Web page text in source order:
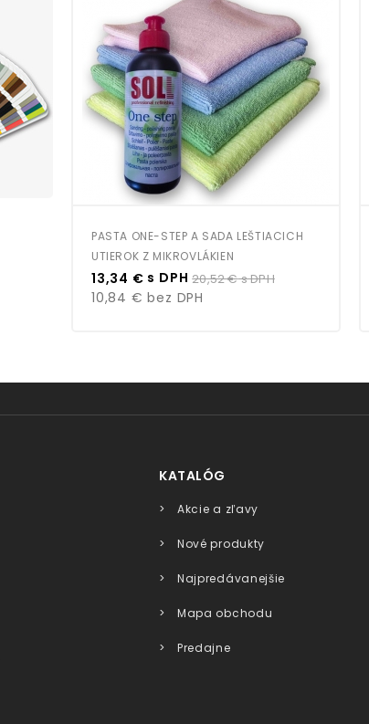
PASTA ONE-STEP A SADA LEŠTIACICH
UTIEROK Z MIKROVLÁKIEN
Cena
13,34 € s DPH Bežná
cena
20,52 €s DPH
10,84 € bez DPH
KATALÓG
Akcie a zľavy
Nové produkty
Najpredávanejšie
Mapa obchodu
Predajne